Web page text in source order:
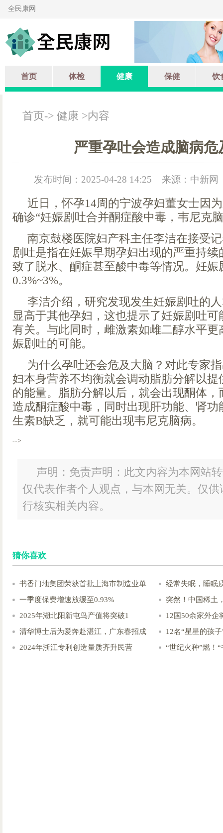
全民康网
首页 体检 健康 保健 饮
首页-> 健康 >内容
严重孕吐会造成脑病危
发布时间：2025-04-28 14:25 来源：中新网
近日，怀孕14周的宁波孕妇董女士因
确诊“妊娠剧吐合并酮症酸中毒，韦尼克
南京鼓楼医院妇产科主任李洁在接受
剧吐是指在妊娠早期孕妇出现的严重持
致了脱水、酮症甚至酸中毒等情况。妊
0.3%~3%。
李洁介绍，研究发现发生妊娠剧吐的
显高于其他孕妇，这也提示了妊娠剧吐可
有关。与此同时，雌激素如雌二醇水平
娠剧吐的可能。
为什么孕吐还会危及大脑？对此专家
妇本身营养不均衡就会调动脂肪分解以
的能量。脂肪分解以后，就会出现酮体
造成酮症酸中毒，同时出现肝功能、肾
生素B缺乏，就可能出现韦尼克脑病。
-->
声明：免责声明：此文内容为本网站
仅代表作者个人观点，与本网无关。仅
行核实相关内容。
猜你喜欢
书香门地集团荣获首批上海市制造业单
经常失眠，睡眠
一季度保费增速放缓至0.93%
突然！中国稀土
2025年湖北阳新屯鸟产值将突破1
12国50余家外企
清华博士后为爱奔赴湛江，广东春招成
12名“星星的孩
2024年浙江专利创造量质齐升民营
“世纪火种”燃！